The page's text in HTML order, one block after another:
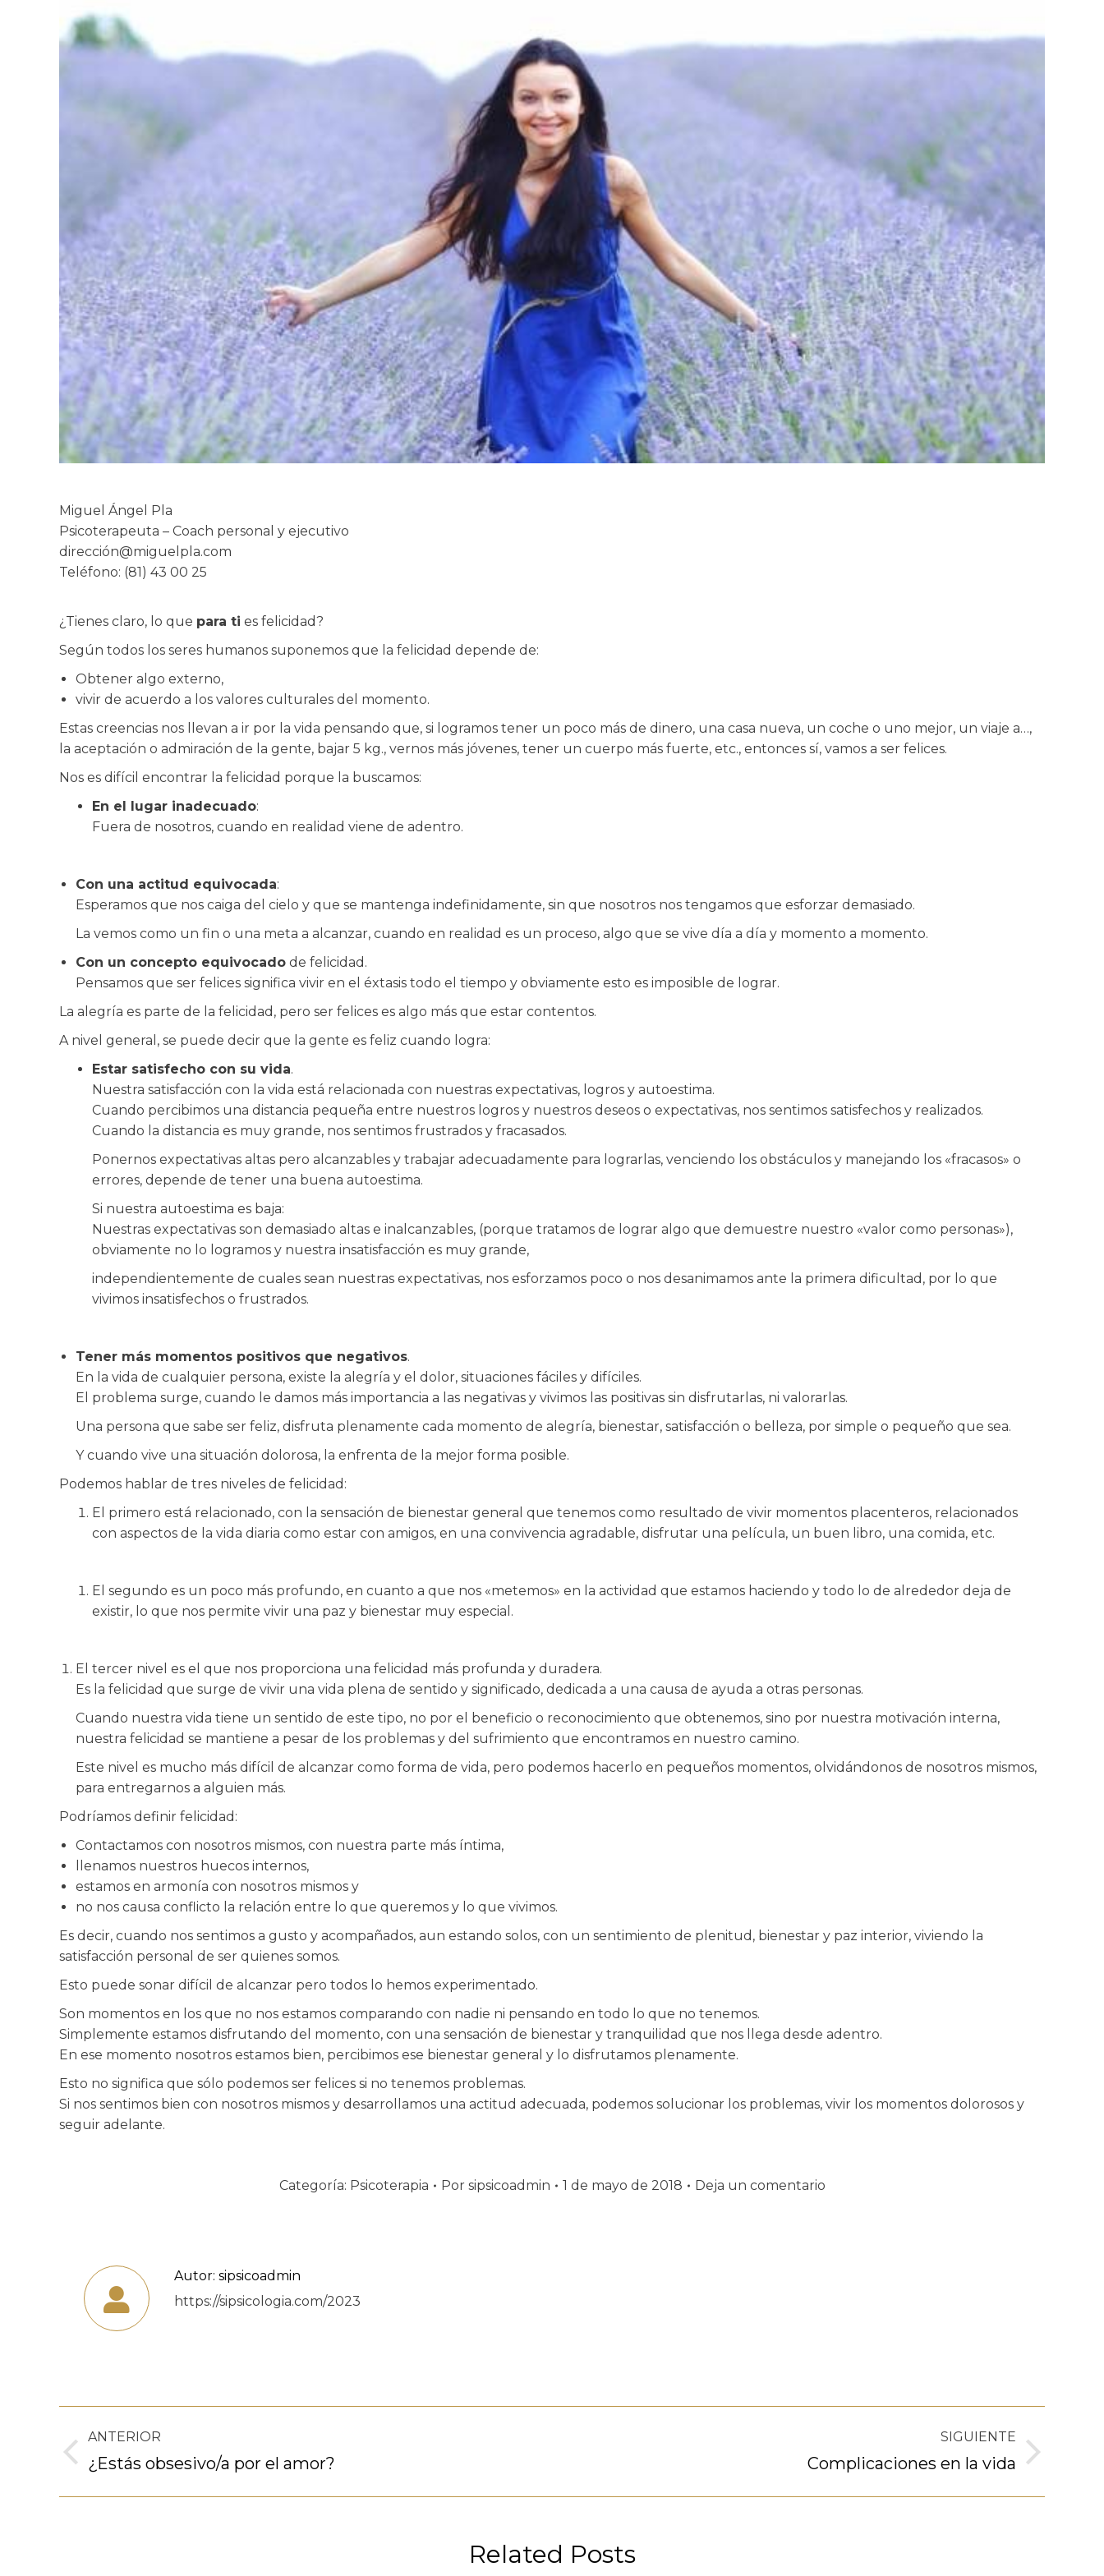
Miguel Ángel Pla
Psicoterapeuta – Coach personal y ejecutivo
dirección@miguelpla.com
Teléfono: (81) 43 00 25
¿Tienes claro, lo que para ti es felicidad?
Según todos los seres humanos suponemos que la felicidad depende de:
Obtener algo externo,
vivir de acuerdo a los valores culturales del momento.
Estas creencias nos llevan a ir por la vida pensando que, si logramos tener un poco más de dinero, una casa nueva, un coche o uno mejor, un viaje a…,
la aceptación o admiración de la gente, bajar 5 kg., vernos más jóvenes, tener un cuerpo más fuerte, etc., entonces sí, vamos a ser felices.
Nos es difícil encontrar la felicidad porque la buscamos:
En el lugar inadecuado:
Fuera de nosotros, cuando en realidad viene de adentro.
Con una actitud equivocada:
Esperamos que nos caiga del cielo y que se mantenga indefinidamente, sin que nosotros nos tengamos que esforzar demasiado.
La vemos como un fin o una meta a alcanzar, cuando en realidad es un proceso, algo que se vive día a día y momento a momento.
Con un concepto equivocado de felicidad.
Pensamos que ser felices significa vivir en el éxtasis todo el tiempo y obviamente esto es imposible de lograr.
La alegría es parte de la felicidad, pero ser felices es algo más que estar contentos.
A nivel general, se puede decir que la gente es feliz cuando logra:
Estar satisfecho con su vida.
Nuestra satisfacción con la vida está relacionada con nuestras expectativas, logros y autoestima.
Cuando percibimos una distancia pequeña entre nuestros logros y nuestros deseos o expectativas, nos sentimos satisfechos y realizados.
Cuando la distancia es muy grande, nos sentimos frustrados y fracasados.
Ponernos expectativas altas pero alcanzables y trabajar adecuadamente para lograrlas, venciendo los obstáculos y manejando los «fracasos» o
errores, depende de tener una buena autoestima.
Si nuestra autoestima es baja:
Nuestras expectativas son demasiado altas e inalcanzables, (porque tratamos de lograr algo que demuestre nuestro «valor como personas»),
obviamente no lo logramos y nuestra insatisfacción es muy grande,
independientemente de cuales sean nuestras expectativas, nos esforzamos poco o nos desanimamos ante la primera dificultad, por lo que
vivimos insatisfechos o frustrados.
Tener más momentos positivos que negativos.
En la vida de cualquier persona, existe la alegría y el dolor, situaciones fáciles y difíciles.
El problema surge, cuando le damos más importancia a las negativas y vivimos las positivas sin disfrutarlas, ni valorarlas.
Una persona que sabe ser feliz, disfruta plenamente cada momento de alegría, bienestar, satisfacción o belleza, por simple o pequeño que sea.
Y cuando vive una situación dolorosa, la enfrenta de la mejor forma posible.
Podemos hablar de tres niveles de felicidad:
El primero está relacionado, con la sensación de bienestar general que tenemos como resultado de vivir momentos placenteros, relacionados
con aspectos de la vida diaria como estar con amigos, en una convivencia agradable, disfrutar una película, un buen libro, una comida, etc.
El segundo es un poco más profundo, en cuanto a que nos «metemos» en la actividad que estamos haciendo y todo lo de alrededor deja de
existir, lo que nos permite vivir una paz y bienestar muy especial.
El tercer nivel es el que nos proporciona una felicidad más profunda y duradera.
Es la felicidad que surge de vivir una vida plena de sentido y significado, dedicada a una causa de ayuda a otras personas.
Cuando nuestra vida tiene un sentido de este tipo, no por el beneficio o reconocimiento que obtenemos, sino por nuestra motivación interna,
nuestra felicidad se mantiene a pesar de los problemas y del sufrimiento que encontramos en nuestro camino.
Este nivel es mucho más difícil de alcanzar como forma de vida, pero podemos hacerlo en pequeños momentos, olvidándonos de nosotros mismos,
para entregarnos a alguien más.
Podríamos definir felicidad:
Contactamos con nosotros mismos, con nuestra parte más íntima,
llenamos nuestros huecos internos,
estamos en armonía con nosotros mismos y
no nos causa conflicto la relación entre lo que queremos y lo que vivimos.
Es decir, cuando nos sentimos a gusto y acompañados, aun estando solos, con un sentimiento de plenitud, bienestar y paz interior, viviendo la
satisfacción personal de ser quienes somos.
Esto puede sonar difícil de alcanzar pero todos lo hemos experimentado.
Son momentos en los que no nos estamos comparando con nadie ni pensando en todo lo que no tenemos.
Simplemente estamos disfrutando del momento, con una sensación de bienestar y tranquilidad que nos llega desde adentro.
En ese momento nosotros estamos bien, percibimos ese bienestar general y lo disfrutamos plenamente.
Esto no significa que sólo podemos ser felices si no tenemos problemas.
Si nos sentimos bien con nosotros mismos y desarrollamos una actitud adecuada, podemos solucionar los problemas, vivir los momentos dolorosos y
seguir adelante.
Categoría: Psicoterapia Por sipsicoadmin 1 de mayo de 2018 Deja un comentario
Autor: sipsicoadmin
https://sipsicologia.com/2023
Navegación
entre
publicaciones
ANTERIOR
Publicación
¿Estás obsesivo/a por el amor?
SIGUIENTE
Complicaciones en la vida
Related Posts